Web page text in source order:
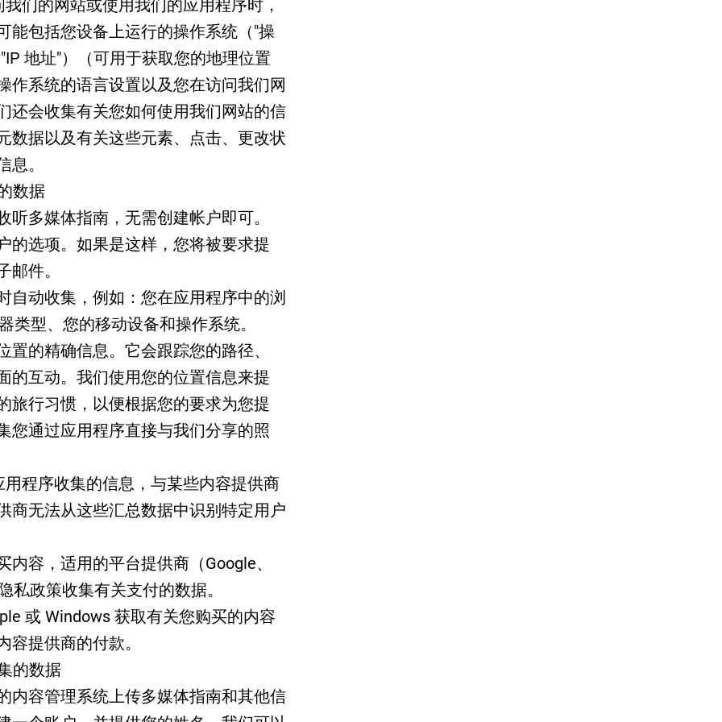
们的网站或使用我们的应用程序时，
能包括您设备上运行的操作系统（"操
地址"）（可用于获取您的地理位置
作系统的语言设置以及您在访问我们网
还会收集有关您如何使用我们网站的信
数据以及有关这些元素、点击、更改状
。
数据
多媒体指南，无需创建帐户即可。
的选项。如果是这样，您将被要求提
件。
自动收集，例如：您在应用程序中的浏
类型、您的移动设备和操作系统。
的精确信息。它会跟踪您的路径、
的互动。我们使用您的位置信息来提
旅行习惯，以便根据您的要求为您提
您通过应用程序直接与我们分享的照
程序收集的信息，与某些内容提供商
商无法从这些汇总数据中识别特定用户
容，适用的平台提供商（Google、
私政策收集有关支付的数据。
或 Windows 获取有关您购买的内容
提供商的付款。
的数据
内容管理系统上传多媒体指南和其他信